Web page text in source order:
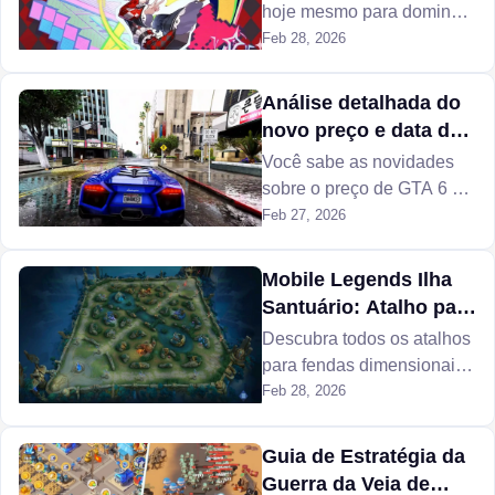
hoje mesmo para dominar
completamente o conteúdo
infinito de Euforia de Fogo.
Feb 28, 2026
Análise detalhada do
novo preço e data de
lançamento de GTA 6
Você sabe as novidades
sobre o preço de GTA 6 e
quando GTA 6 realmente
os novos personagens em
GTA 6? Por que GTA 6 é
Feb 27, 2026
Mobile Legends Ilha
Santuário: Atalho para
cada Fenda
Dimensional e Rota de
Emboscada
Descubra todos os atalhos
para fendas dimensionais
e rotas de emboscada na
Mobile Legends.
Feb 28, 2026
Guia de Estratégia da
Guerra da Veia de